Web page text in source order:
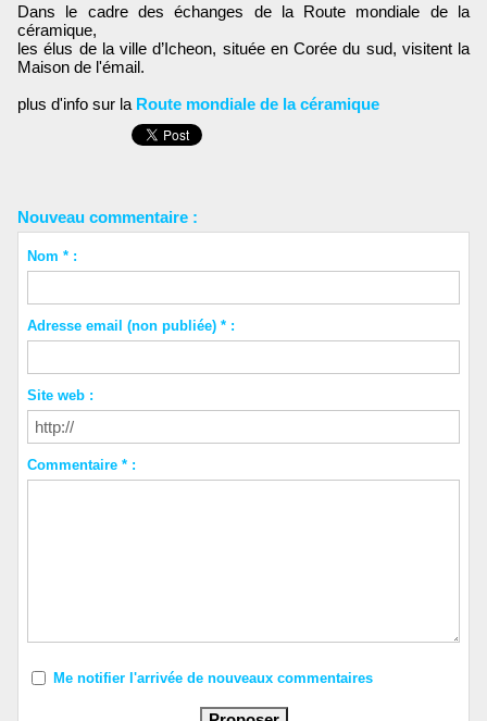
Dans le cadre des échanges de la Route mondiale de la
céramique,
les élus de la ville d’Icheon, située en Corée du sud, visitent la
Maison de l'émail.
plus d'info sur la Route mondiale de la céramique
Nouveau commentaire :
Nom * :
Adresse email (non publiée) * :
Site web :
Commentaire * :
Me notifier l'arrivée de nouveaux commentaires